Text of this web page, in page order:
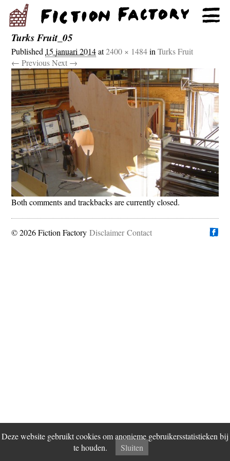
Deze website gebruikt cookies om anonieme gebruikersstatistieken bij
te houden.
Sluiten
Turks Fruit_05
Published 15 januari 2014at2400 × 1484inTurks Fruit
← Previous Next →
Both comments and trackbacks are currently closed.
© 2026 Fiction Factory Disclaimer Contact
Vind ons op